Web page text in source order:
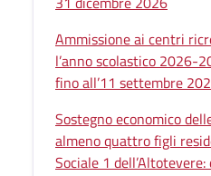
Ammissione ai centri
l’anno scolastico 2026-
fino all’11 settembre
Sostegno economico
almeno quattro figli
Sociale 1